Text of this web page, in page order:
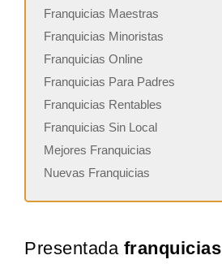
Franquicias Maestras
Franquicias Minoristas
Franquicias Online
Franquicias Para Padres
Franquicias Rentables
Franquicias Sin Local
Mejores Franquicias
Nuevas Franquicias
Presentada franquicias